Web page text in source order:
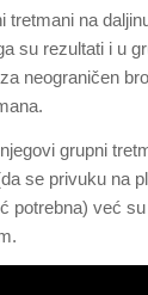
tretmani na
su rezultati i u
neograničen
grupni
se privuku na
potrebna) već